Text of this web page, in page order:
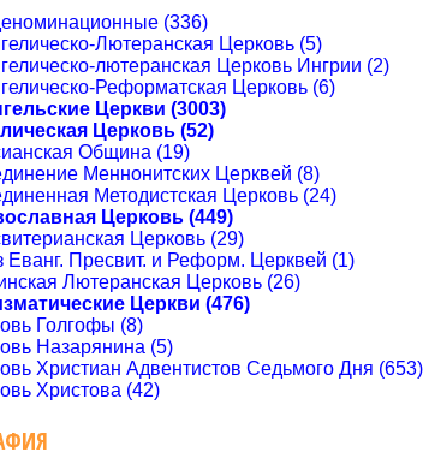
(336)
Лютеранская Церковь (5)
лютеранская Церковь Ингрии (2)
Реформатская Церковь (6)
Церкви (3003)
Церковь (52)
Община (19)
Меннонитских Церквей (8)
Методистская Церковь (24)
Церковь (449)
Церковь (29)
Еванг. Пресвит. и Реформ. Церквей (1)
Лютеранская Церковь (26)
Церкви (476)
Голгофы (8)
Назарянина (5)
Христиан Адвентистов Седьмого Дня (653)
Христова (42)